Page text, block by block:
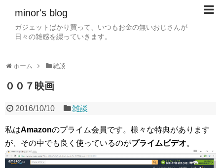
minor's blog
ガジェットばかり買って、いつもお金の無いおじさんが
日々の雑感を綴っていきます。
ホーム 雑談
００７映画
2016/10/10 雑談
私はAmazonのプライム会員です。様々な特典があります
が、その中でも良く使っているのがプライムビデオ。